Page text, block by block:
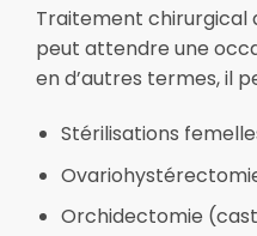
Traitement chirurgical
peut attendre une
en d’autres termes, il
Stérilisations
Orchidectomie